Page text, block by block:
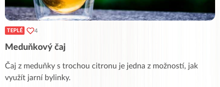
TEPLÉ 4
Meduňkový čaj
Čaj z meduňky s trochou citronu je jedna z možností, jak
využít jarní bylinky.